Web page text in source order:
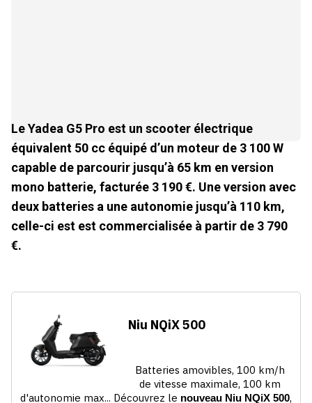
Le Yadea G5 Pro est un scooter électrique
équivalent 50 cc équipé d’un moteur de 3 100 W
capable de parcourir jusqu’à 65 km en version
mono batterie, facturée 3 190 €. Une version avec
deux batteries a une autonomie jusqu’à 110 km,
celle-ci est est commercialisée à partir de 3 790
€.